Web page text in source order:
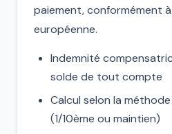
paiement, conformément
européenne.
Indemnité
solde de tout compte
Calcul selon la
(1/10ème ou maintien)